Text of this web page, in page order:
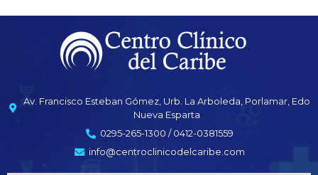
Av. Francisco Esteban Gómez, Urb. La Arboleda, Porlamar, Edo
Nueva Esparta
0295-265-1300 / 0412-0381559
info@centroclinicodelcaribe.com